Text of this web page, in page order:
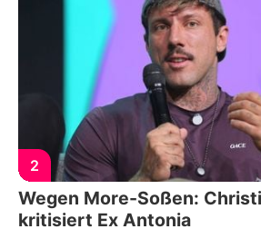
2
Wegen More-Soßen:
kritisiert Ex Antonia